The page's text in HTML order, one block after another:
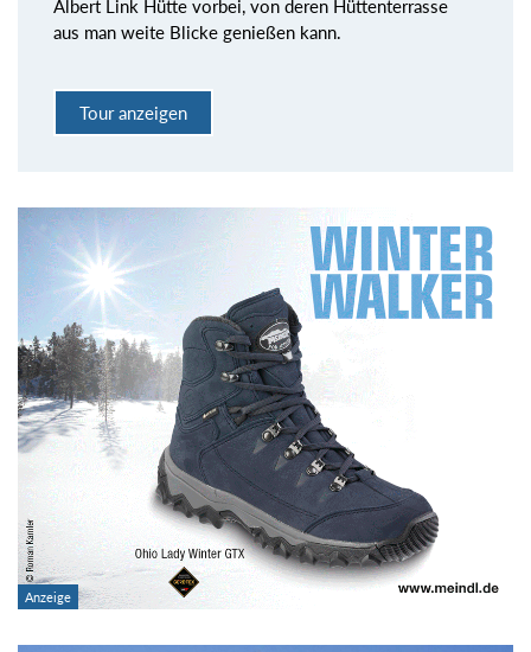
Albert Link Hütte vorbei, von deren Hüttenterrasse
aus man weite Blicke genießen kann.
Tour anzeigen